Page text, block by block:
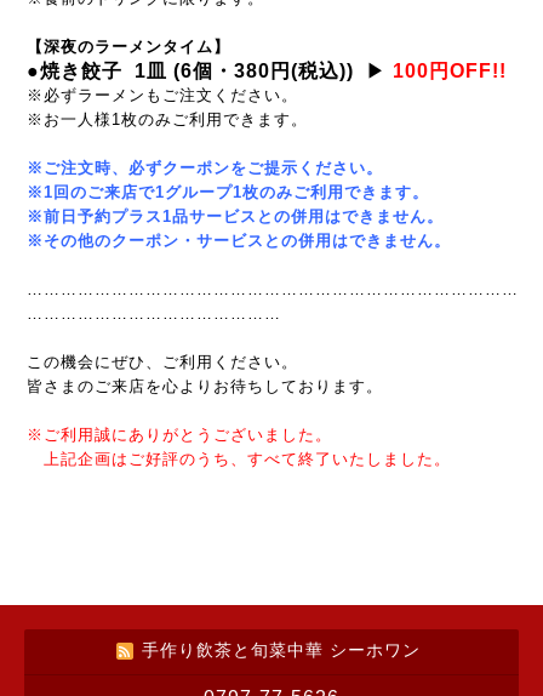
【深夜のラーメンタイム 】
●焼き餃子 1皿 (6個・380円(税込)) ▶ 100円OFF!!
※必ずラーメンもご注文ください。
※お一人様1枚のみご利用できます。
※ご注文時、必ずクーポンをご提示ください。
※1回のご来店で1グループ1枚のみご利用できます。
※前日予約プラス 1品サービスとの併用はできません。
※その他のクーポン・サービスとの併用はできません。
この機会にぜひ、ご利用ください。
皆さまのご来店を心よりお待ちしております。
※ご利用誠にありがとうございました。
上記企画はご好評のうち、すべて終了いたしました。
手作り飲茶と旬菜中華 シーホワン